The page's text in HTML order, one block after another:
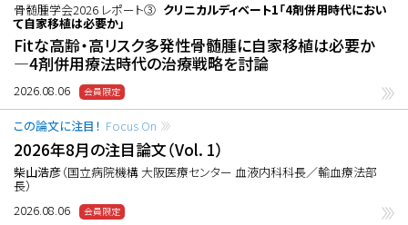
骨髄腫学会2026 レポート③ クリニカルディベート1「4剤併用時代におい
て自家移植は必要か」
Fitな高齢・高リスク多発性骨髄腫に自家移植は必要か
―4剤併用療法時代の治療戦略を討論
2026.08.06
この論文に注目！ Focus On
2026年8月の注目論文（Vol. 1）
柴山浩彦（国立病院機構 大阪医療センター 血液内科科長／輸血療法部
長）
2026.08.06